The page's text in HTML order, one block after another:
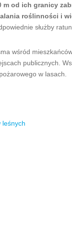
m od ich granicy
roślinności i
służby
wśród
publicznych.
w lasach.
leśnych